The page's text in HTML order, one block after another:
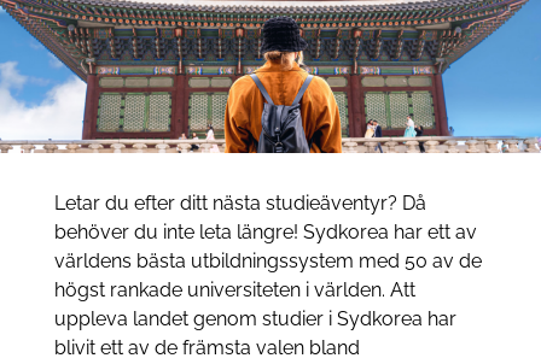
Letar du efter ditt nästa studieäventyr? Då
behöver du inte leta längre! Sydkorea har ett av
världens bästa utbildningssystem med 50 av de
högst rankade universiteten i världen. Att
uppleva landet genom studier i Sydkorea har
blivit ett av de främsta valen bland